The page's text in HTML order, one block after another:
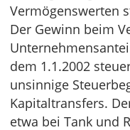
Vermögenswerten
Der Gewinn beim
dem 1.1.2002
unsinnige
Kapitaltransfers.
etwa bei Tank und